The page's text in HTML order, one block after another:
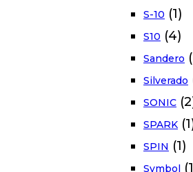
S-10 (1)
S10 (4)
Sandero
Silverado
SONIC
SPARK
SPIN (1)
Symbol